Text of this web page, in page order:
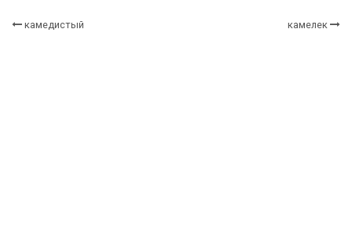
камедистый камелек